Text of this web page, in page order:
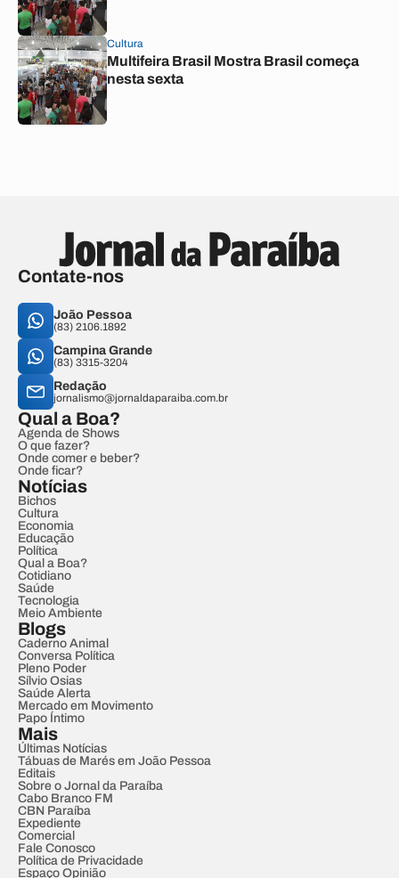
Cultura
Multifeira Brasil Mostra Brasil começa
nesta sexta
Contate-nos
João Pessoa
(83) 2106.1892
Campina Grande
(83) 3315-3204
Redação
jornalismo@jornaldaparaiba.com.br
Qual a Boa?
Agenda de Shows
O que fazer?
Onde comer e beber?
Onde ficar?
Notícias
Bichos
Cultura
Economia
Educação
Política
Qual a Boa?
Cotidiano
Saúde
Tecnologia
Meio Ambiente
Blogs
Caderno Animal
Conversa Política
Pleno Poder
Sílvio Osias
Saúde Alerta
Mercado em Movimento
Papo Íntimo
Mais
Últimas Notícias
Tábuas de Marés em João Pessoa
Editais
Sobre o Jornal da Paraíba
Cabo Branco FM
CBN Paraíba
Expediente
Comercial
Fale Conosco
Política de Privacidade
Espaço Opinião